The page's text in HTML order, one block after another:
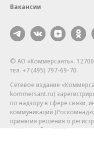
Вакансии
© АО «Коммерсантъ».
тел. +7 (495) 797-69-70.
Сетевое издание
kommersant.ru)
по надзору в сфере связи,
коммуникаций
принятия решения о
от 11 октября 2019 г.